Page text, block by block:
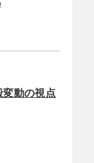
変動の視点